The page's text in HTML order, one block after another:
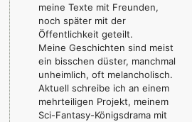
meine Texte mit Freunden,
noch später mit der
Öffentlichkeit geteilt.
Meine Geschichten sind meist
ein bisschen düster, manchmal
unheimlich, oft melancholisch.
Aktuell schreibe ich an einem
mehrteiligen Projekt, meinem
Sci-Fantasy-Königsdrama mit